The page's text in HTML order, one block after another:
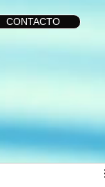
CONTACTO